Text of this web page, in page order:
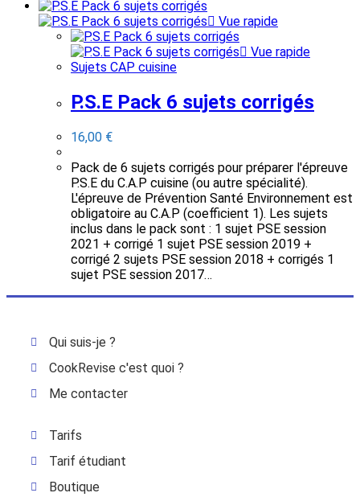
Vue rapide
Vue rapide
Sujets CAP cuisine
P.S.E Pack 6 sujets corrigés
16,00 €
Pack de 6 sujets corrigés pour préparer l'épreuve
P.S.E du C.A.P cuisine (ou autre spécialité).
L'épreuve de Prévention Santé Environnement est
obligatoire au C.A.P (coefficient 1). Les sujets
inclus dans le pack sont : 1 sujet PSE session
2021 + corrigé 1 sujet PSE session 2019 +
corrigé 2 sujets PSE session 2018 + corrigés 1
sujet PSE session 2017…
Qui suis-je ?
CookRevise c'est quoi ?
Me contacter
Tarifs
Tarif étudiant
Boutique